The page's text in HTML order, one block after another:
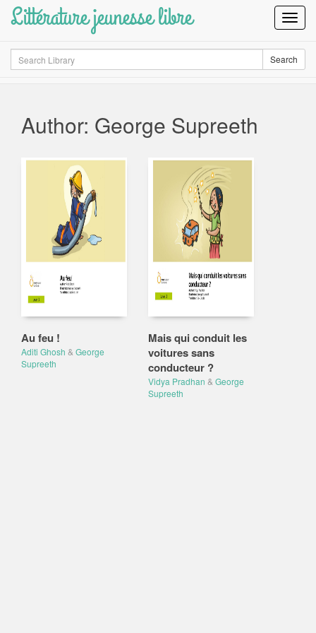
Littérature jeunesse libre
Search Search
Author: George Supreeth
Au feu !
Aditi Ghosh & George
Supreeth
Mais qui conduit les
voitures sans
conducteur ?
Vidya Pradhan & George
Supreeth